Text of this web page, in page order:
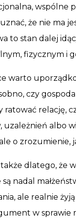
wspólne
że nie ma
to stan dalej
fizycznym i
warto
czy
ratować relację,
uzależnień albo
o zrozumienie,
dlatego, że
są nadal
ale realnie
w sprawie